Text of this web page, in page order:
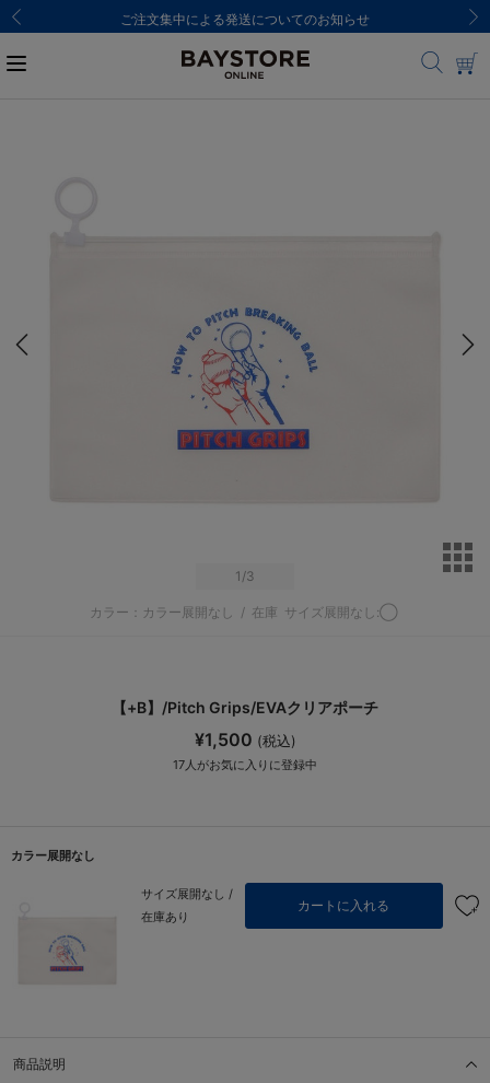
ご注文集中による発送についてのお知らせ
1 /3
カラー：カラー展開なし / 在庫 サイズ展開なし:◯
【+B】/Pitch Grips/EVAクリアポーチ
¥1,500 (税込)
17人がお気に入りに登録中
カラー展開なし
サイズ展開なし /
在庫あり
カートに入れる
商品説明